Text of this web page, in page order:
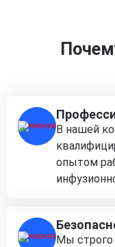
В нашей
опытом
Мы